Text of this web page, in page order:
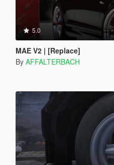
5.0
MAE V2 | [Replace]
By AFFALTERBACH